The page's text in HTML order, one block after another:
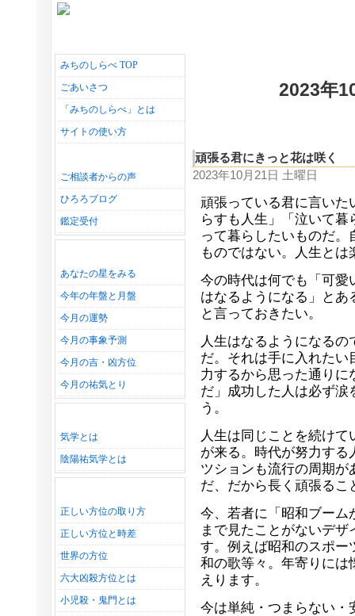
みちのしらべ TOP
ごあいさつ
「みちのしらべ」とは
サイトの使い方
ご相談者からの声
ひろろブログ
鑑定受付
あなたの星をみる
今年の年盤と月盤
今月の運勢
今月の事象予測
今月の吉・凶方位
今月の祐気とり
気学とは
陰陽祐気学とは
正しい方位の取り方
正しい方位と時差
世界の方位
六大凶殺方位とは
小児殺・鬼門とは
2023年
頑張る君にきっと花は咲く
2023年10月21日 土曜日
頑張っている君に言いた
らすも人生」「泣いて
って暮らしたいものだ
ものではない。人生と
今の時代は何でも「可愛
はなるようになる」と
と言っておきたい。
人生はなるようになる
だ。それは手に入れた
力するから思った通り
だ」成功した人は必ず
う。
人生は同じことを続け
が来る。時代が努力す
ツションも流行の周期
だ、だから長く頑張るこ
今、若者に「昭和ブーム
まで見たことがないデ
す。例えば昭和のスポー
和の歌等々。年寄りには
えります。
今は単純・つまらない・